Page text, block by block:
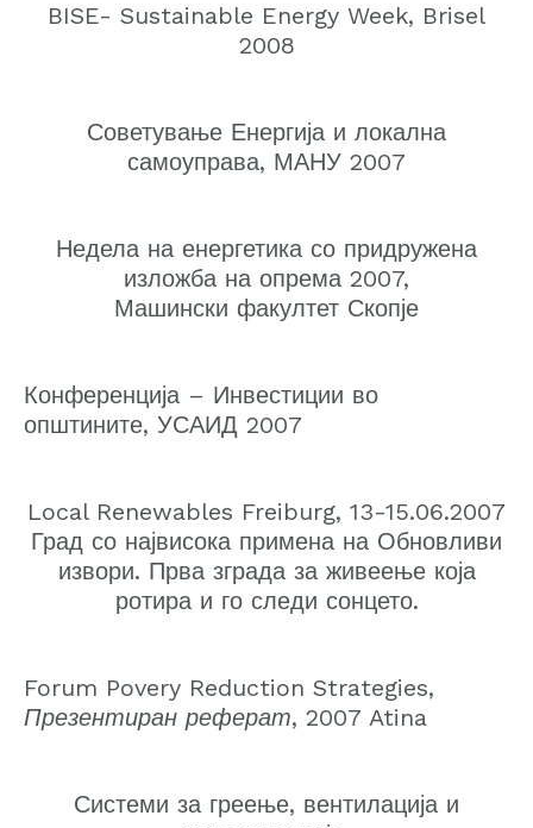
BISE- Sustainable Energy Week, Brisel
2008
Советување Енергија и локална
самоуправа, МАНУ 2007
Недела на енергетика со придружена
изложба на опрема 2007,
Машински факултет Скопје
Конференција – Инвестиции во
општините, УСАИД 2007
Local Renewables Freiburg, 13-15.06.2007
Град со највисока примена на Обновливи
извори. Прва зграда за живеење која
ротира и го следи сонцето.
Forum Povery Reduction Strategies,
Презентиран реферат, 2007 Atina
Системи за греење, вентилација и